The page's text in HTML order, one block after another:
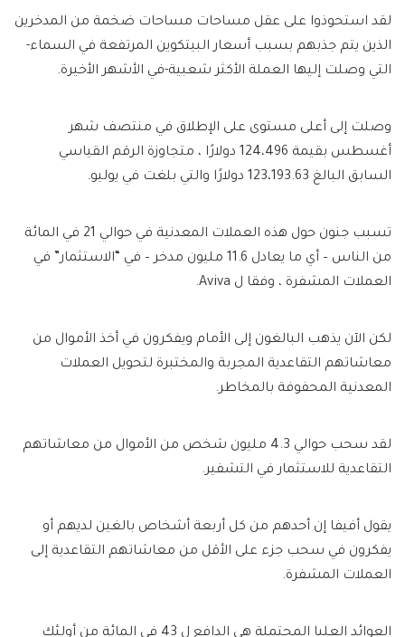
لقد استحوذوا على عقل مساحات مساحات ضخمة من المدخرين
الذين يتم جذبهم بسبب أسعار البيتكوين المرتفعة في السماء-
التي وصلت إليها العملة الأكثر شعبية-في الأشهر الأخيرة.
وصلت إلى أعلى مستوى على الإطلاق في منتصف شهر
أغسطس بقيمة 124،496 دولارًا ، متجاوزة الرقم القياسي
السابق البالغ 123،193.63 دولارًا والتي بلغت في يوليو.
تسبب جنون حول هذه العملات المعدنية في حوالي 21 في المائة
من الناس – أي ما يعادل 11.6 مليون مدخر – في “الاستثمار” في
العملات المشفرة ، وفقا ل Aviva.
لكن الآن يذهب البالغون إلى الأمام ويفكرون في أخذ الأموال من
معاشاتهم التقاعدية المجربة والمختبرة لتحويل العملات
المعدنية المحفوفة بالمخاطر.
لقد سحب حوالي 4.3 مليون شخص من الأموال من معاشاتهم
التقاعدية للاستثمار في التشفير.
يقول أفيفا إن أحدهم من كل أربعة أشخاص بالغين لديهم أو
يفكرون في سحب جزء على الأقل من معاشاتهم التقاعدية إلى
العملات المشفرة.
العوائد العليا المحتملة هي الدافع ل 43 في المائة من أولئك